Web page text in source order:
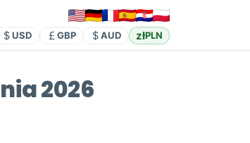
USD GBP AUD złPLN
2026